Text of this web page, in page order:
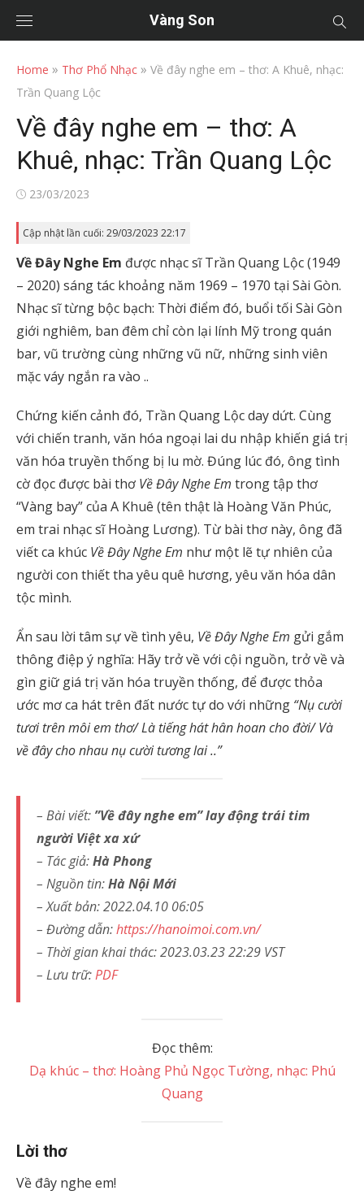
Vàng Son
Home » Thơ Phổ Nhạc » Về đây nghe em – thơ: A Khuê, nhạc:
Trần Quang Lộc
Về đây nghe em – thơ: A
Khuê, nhạc: Trần Quang Lộc
Posted
23/03/2023
Cập nhật lần cuối: 29/03/2023 22:17
Về Đây Nghe Em được nhạc sĩ Trần Quang Lộc (1949
– 2020) sáng tác khoảng năm 1969 – 1970 tại Sài Gòn.
Nhạc sĩ từng bộc bạch: Thời điểm đó, buổi tối Sài Gòn
giới nghiêm, ban đêm chỉ còn lại lính Mỹ trong quán
bar, vũ trường cùng những vũ nữ, những sinh viên
mặc váy ngắn ra vào ..
Chứng kiến cảnh đó, Trần Quang Lộc day dứt. Cùng
với chiến tranh, văn hóa ngoại lai du nhập khiến giá trị
văn hóa truyền thống bị lu mờ. Đúng lúc đó, ông tình
cờ đọc được bài thơ Về Đây Nghe Em trong tập thơ
“Vàng bay” của A Khuê (tên thật là Hoàng Văn Phúc,
em trai nhạc sĩ Hoàng Lương). Từ bài thơ này, ông đã
viết ca khúc Về Đây Nghe Em như một lẽ tự nhiên của
người con thiết tha yêu quê hương, yêu văn hóa dân
tộc mình.
Ẩn sau lời tâm sự về tình yêu, Về Đây Nghe Em gửi gắm
thông điệp ý nghĩa: Hãy trở về với cội nguồn, trở về và
gìn giữ giá trị văn hóa truyền thống, để được thỏa
ước mơ ca hát trên đất nước tự do với những “Nụ cười
tươi trên môi em thơ/ Là tiếng hát hân hoan cho đời/ Và
về đây cho nhau nụ cười tương lai ..”
– Bài viết: ”Về đây nghe em” lay động trái tim
người Việt xa xứ
– Tác giả:Hà Phong
– Nguồn tin:Hà Nội Mới
– Xuất bản: 2022.04.10 06:05
– Đường dẫn:https://hanoimoi.com.vn/
– Thời gian khai thác: 2023.03.23 22:29 VST
– Lưu trữ:PDF
Đọc thêm:
Dạ khúc – thơ: Hoàng Phủ Ngọc Tường, nhạc: Phú
Quang
Lời thơ
Về đây nghe em!